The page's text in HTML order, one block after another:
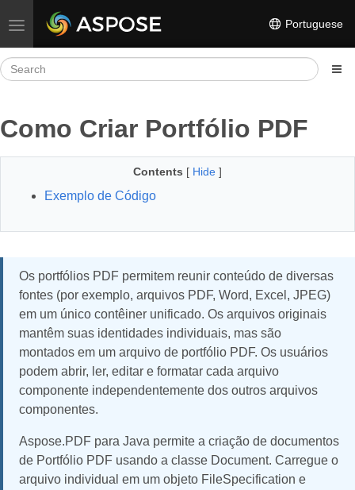
Toggle navigation Portuguese
Como Criar Portfólio PDF
Contents [ Hide ]
Exemplo de Código
Os portfólios PDF permitem reunir conteúdo de diversas
fontes (por exemplo, arquivos PDF, Word, Excel, JPEG)
em um único contêiner unificado. Os arquivos originais
mantêm suas identidades individuais, mas são
montados em um arquivo de portfólio PDF. Os usuários
podem abrir, ler, editar e formatar cada arquivo
componente independentemente dos outros arquivos
componentes.
Aspose.PDF para Java permite a criação de documentos
de Portfólio PDF usando a classe Document. Carregue o
arquivo individual em um objeto FileSpecification e